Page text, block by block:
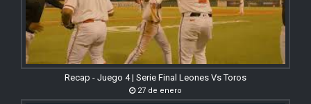
Recap - Juego 4 | Serie Final Leones Vs Toros
27 de enero